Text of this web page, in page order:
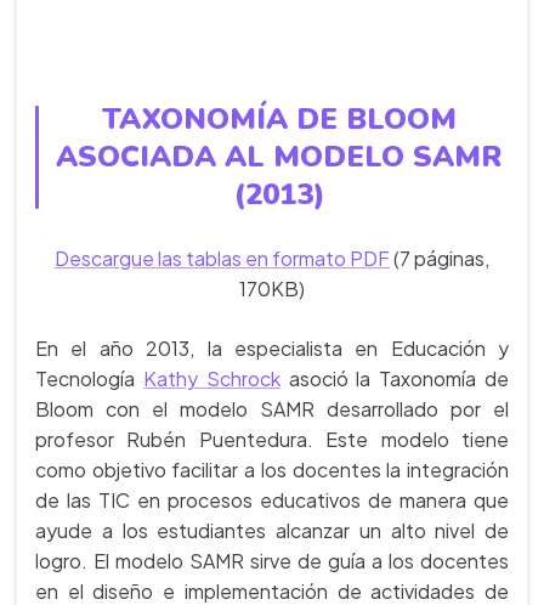
TAXONOMÍA DE BLOOM
ASOCIADA AL MODELO SAMR
(2013)
Descargue las tablas en formato PDF(7 páginas,
170KB)
En el año 2013, la especialista en Educación y
Tecnología Kathy Schrockasoció la Taxonomía de
Bloom con el modelo SAMR desarrollado por el
profesor Rubén Puentedura. Este modelo tiene
como objetivo facilitar a los docentes la integración
de las TIC en procesos educativos de manera que
ayude a los estudiantes alcanzar un alto nivel de
logro. El modelo SAMR sirve de guía a los docentes
en el diseño e implementación de actividades de